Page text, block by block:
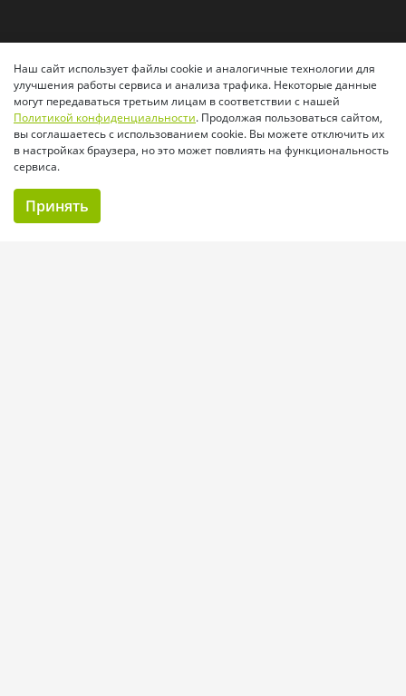
Наш сайт использует файлы cookie и аналогичные технологии для
улучшения работы сервиса и анализа трафика. Некоторые данные
могут передаваться третьим лицам в соответствии с нашей
Политикой конфиденциальности. Продолжая пользоваться сайтом,
вы соглашаетесь с использованием cookie. Вы можете отключить их
в настройках браузера, но это может повлиять на функциональность
сервиса.
Принять